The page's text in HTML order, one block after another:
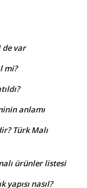
de var
mi?
anlamı
Türk Malı
ürünler listesi
nasıl?